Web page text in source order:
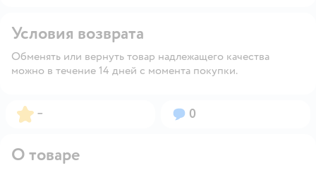
Условия возврата
Обменять или вернуть товар надлежащего качества
можно в течение 14 дней с момента покупки.
Рейтинг:
– Вопросов:
0
О товаре